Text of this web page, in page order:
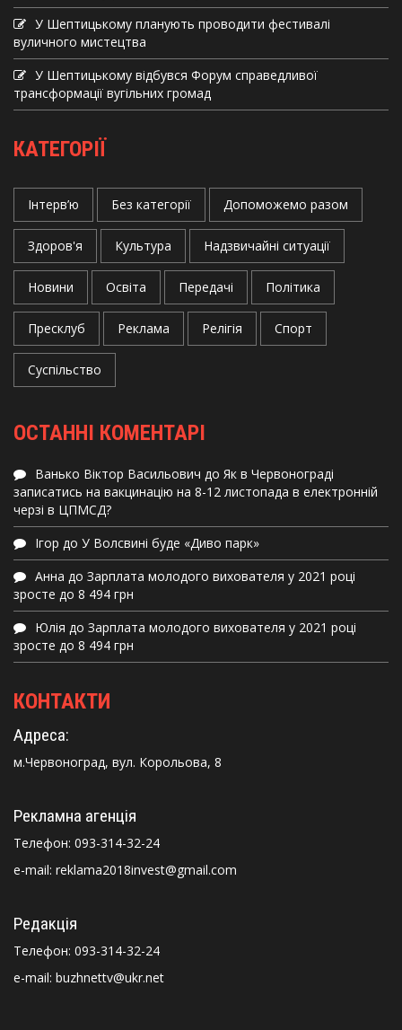
У Шептицькому планують проводити фестивалі
вуличного мистецтва
У Шептицькому відбувся Форум справедливої
трансформації вугільних громад
КАТЕГОРІЇ
Інтерв’ю Без категорії Допоможемо разом
Здоров'я Культура Надзвичайні ситуації
Новини Освіта Передачі Політика
Пресклуб Реклама Релігія Спорт
Суспільство
ОСТАННІ КОМЕНТАРІ
Ванько Віктор Васильович до Як в Червонограді
записатись на вакцинацію на 8-12 листопада в електронній
черзі в ЦПМСД?
Ігор до У Волсвині буде «Диво парк»
Анна до Зарплата молодого вихователя у 2021 році
зросте до 8 494 грн
Юлія до Зарплата молодого вихователя у 2021 році
зросте до 8 494 грн
КОНТАКТИ
Адреса:
м.Червоноград, вул. Корольова, 8
Рекламна агенція
Телефон: 093-314-32-24
e-mail: reklama2018invest@gmail.com
Редакція
Телефон: 093-314-32-24
e-mail: buzhnettv@ukr.net